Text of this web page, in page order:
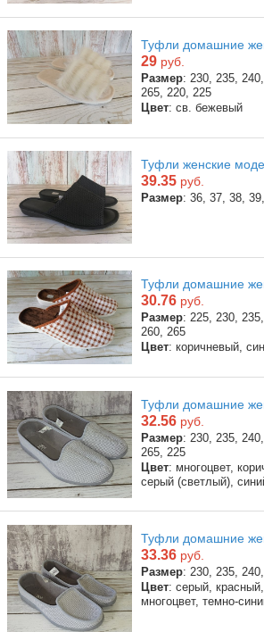
Туфли домашние
29 руб.
Размер: 230, 235,
265, 220, 225
Цвет: св. бежевый
Туфли женские
39.35 руб.
Размер: 36, 37, 38,
Туфли домашние
30.76 руб.
Размер: 225, 230,
260, 265
Цвет: коричневый,
Туфли домашние
32.56 руб.
Размер: 230, 235,
265, 225
Цвет: многоцвет,
серый (светлый),
Туфли домашние
33.36 руб.
Размер: 230, 235,
Цвет: серый,
многоцвет, темно-